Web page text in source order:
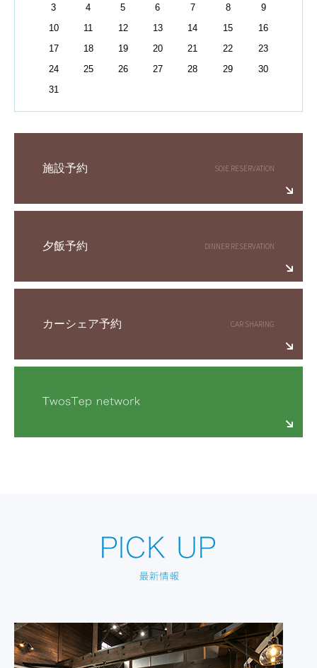
3
4 5 6 7 8
9
10
11 12 13 14 15
16
17
18 19 20 21 22
23
24
25 26 27 28 29
30
31
施設予約
夕飯予約
カーシェア予約